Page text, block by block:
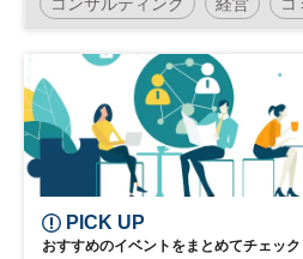
マーケティング ブランディン
PICK UP
おすすめのイベントをまとめてチェック